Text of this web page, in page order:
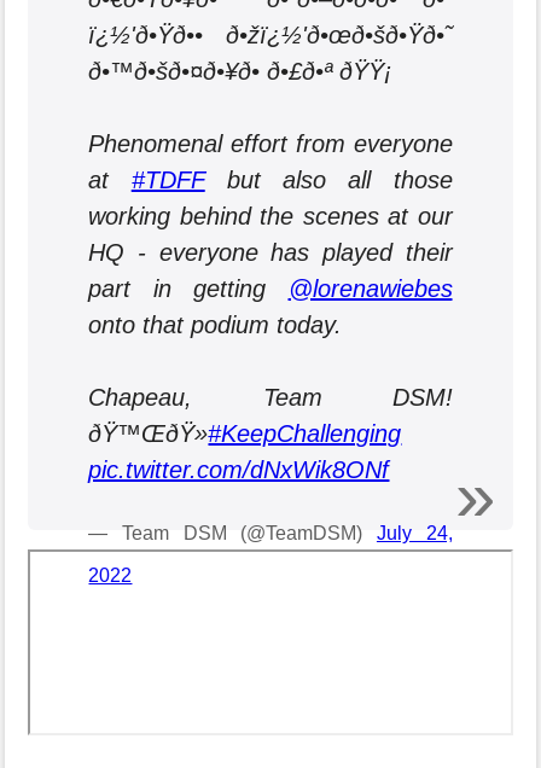
ï¿½'ð•Ÿð•• ð•žï¿½'ð•œð•šð•Ÿð•˜
ð•™ð•šð•¤ð•¥ð• ð•£ð•ª ðŸŸ¡
Phenomenal effort from everyone
at #TDFFbut also all those
working behind the scenes at our
HQ - everyone has played their
part in getting
@lorenawiebes
onto that podium today.
Chapeau, Team DSM!
ðŸ™ŒðŸ»#KeepChallenging
pic.twitter.com/dNxWik8ONf
— Team DSM (@TeamDSM) July 24,
2022